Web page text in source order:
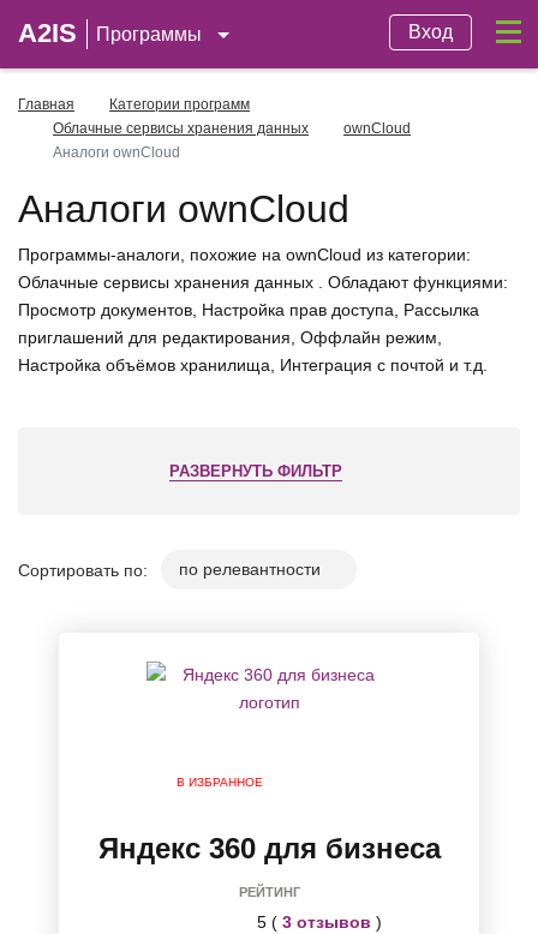
A2IS Программы Вход
Главная
Категории программ
Облачные сервисы хранения данных
ownCloud
Аналоги ownCloud
Аналоги ownCloud
Программы-аналоги, похожие на ownCloud из категории:
Облачные сервисы хранения данных . Обладают функциями:
Просмотр документов, Настройка прав доступа, Рассылка
приглашений для редактирования, Оффлайн режим,
Настройка объёмов хранилища, Интеграция с почтой и т.д.
РАЗВЕРНУТЬ ФИЛЬТР
Сортировать по:
В ИЗБРАННОЕ
Яндекс 360 для бизнеса
РЕЙТИНГ
5 ( 3 отзывов )